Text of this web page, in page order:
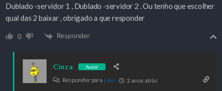
Dublado -servidor 1 , Dublado -servidor 2 . Ou tenho que escolher
qual das 2 baixar , obrigado a que responder
0 Responder
Cinza Autor
Responder para Leu 2 anos atrás